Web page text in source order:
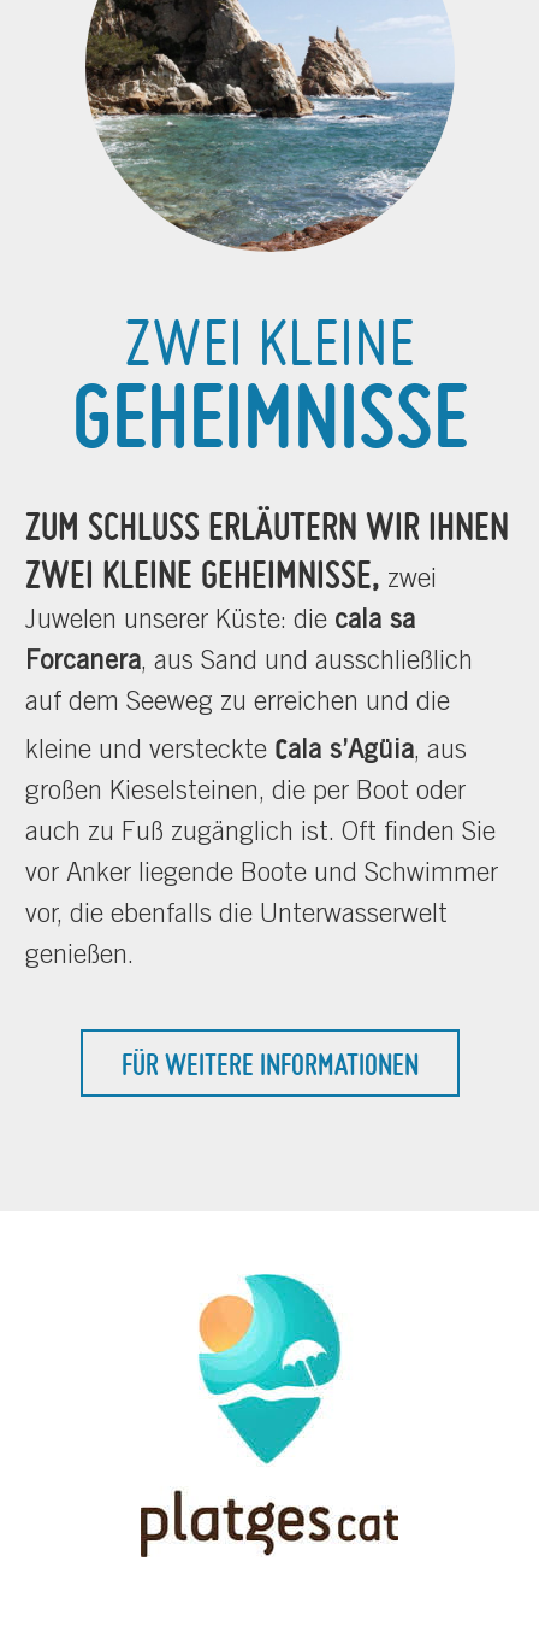
ZWEI KLEINE
GEHEIMNISSE
ZUM SCHLUSS ERLÄUTERN WIR IHNEN
ZWEI KLEINE GEHEIMNISSE, zwei
Juwelen unserer Küste: die cala sa
Forcanera, aus Sand und ausschließlich
auf dem Seeweg zu erreichen und die
kleine und versteckte cala s’Agüia, aus
großen Kieselsteinen, die per Boot oder
auch zu Fuß zugänglich ist. Oft finden Sie
vor Anker liegende Boote und Schwimmer
vor, die ebenfalls die Unterwasserwelt
genießen.
FÜR WEITERE INFORMATIONEN